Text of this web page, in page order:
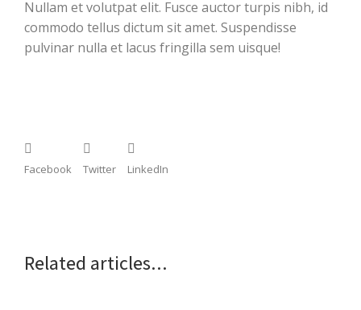
Nullam et volutpat elit. Fusce auctor turpis nibh, id
commodo tellus dictum sit amet. Suspendisse
pulvinar nulla et lacus fringilla sem uisque!
Facebook Twitter LinkedIn
Related articles...